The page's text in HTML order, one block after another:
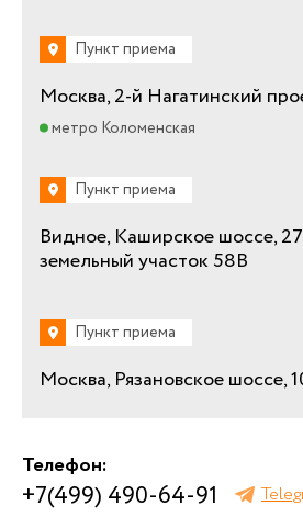
Пункт приема
Москва, 2-й Нагатинский
метро Коломенская
Пункт приема
Видное, Каширское шоссе,
земельный участок 58В
Пункт приема
Москва, Рязановское шоссе,
Телефон:
+7(499) 490-64-91